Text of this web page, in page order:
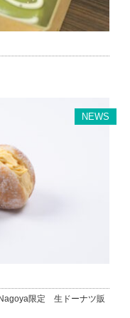
NEWS
限定 生ドーナツ販